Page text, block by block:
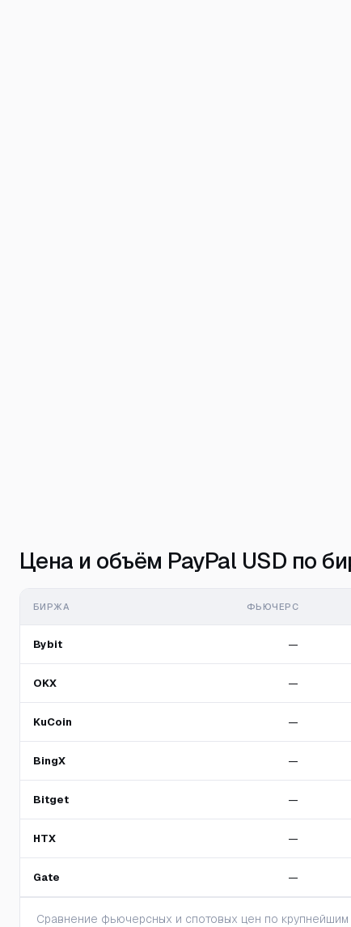
Цена и объём PayPal USD по
БИРЖА ФЬЮЧЕРС
Bybit —
OKX —
KuCoin —
BingX —
Bitget —
HTX —
Gate —
Сравнение фьючерсных и спотовых цен по крупнейшим